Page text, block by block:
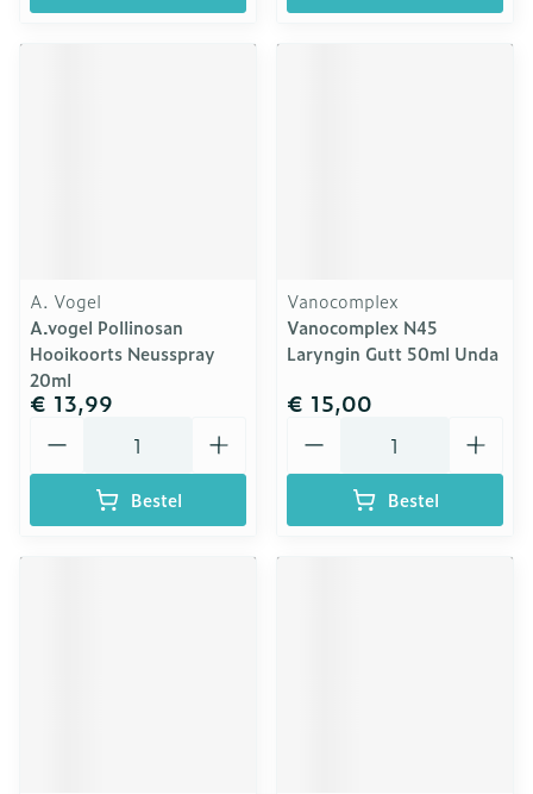
A. Vogel
A.vogel Pollinosan
Hooikoorts Neusspray
20ml
€ 13,99
Bestel
Vanocomplex
Vanocomplex N45
Laryngin Gutt 50ml Unda
€ 15,00
Bestel